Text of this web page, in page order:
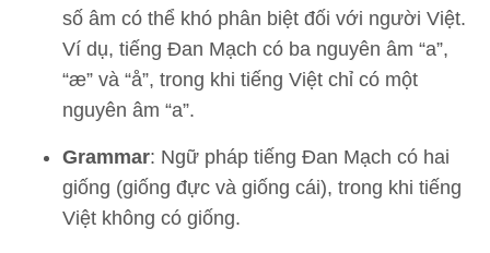
số âm có thể khó phân biệt đối với người Việt.
Ví dụ, tiếng Đan Mạch có ba nguyên âm “a”,
“æ” và “å”, trong khi tiếng Việt chỉ có một
nguyên âm “a”.
Grammar: Ngữ pháp tiếng Đan Mạch có hai
giống (giống đực và giống cái), trong khi tiếng
Việt không có giống.